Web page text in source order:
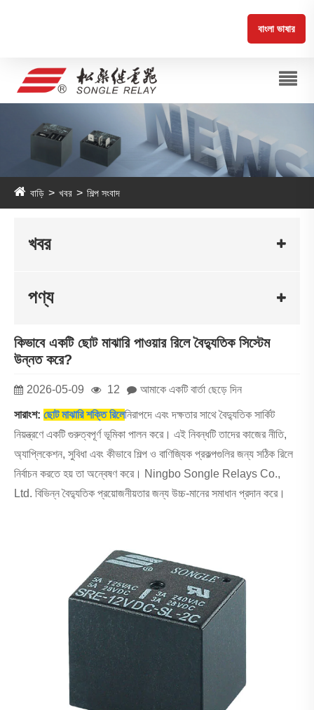
বাংলা ভাষার
বাড়ি খবর শিল্প সংবাদ
খবর
পণ্য
কিভাবে একটি ছোট মাঝারি পাওয়ার রিলে বৈদ্যুতিক সিস্টেম
উন্নত করে?
2026-05-09 12 আমাকে একটি বার্তা ছেড়ে দিন
সারাংশ: ছোট মাঝারি শক্তি রিলেনিরাপদে এবং দক্ষতার সাথে বৈদ্যুতিক সার্কিট
নিয়ন্ত্রণে একটি গুরুত্বপূর্ণ ভূমিকা পালন করে। এই নিবন্ধটি তাদের কাজের নীতি,
অ্যাপ্লিকেশন, সুবিধা এবং কীভাবে শিল্প ও বাণিজ্যিক প্রকল্পগুলির জন্য সঠিক রিলে
নির্বাচন করতে হয় তা অন্বেষণ করে। Ningbo Songle Relays Co.,
Ltd. বিভিন্ন বৈদ্যুতিক প্রয়োজনীয়তার জন্য উচ্চ-মানের সমাধান প্রদান করে।